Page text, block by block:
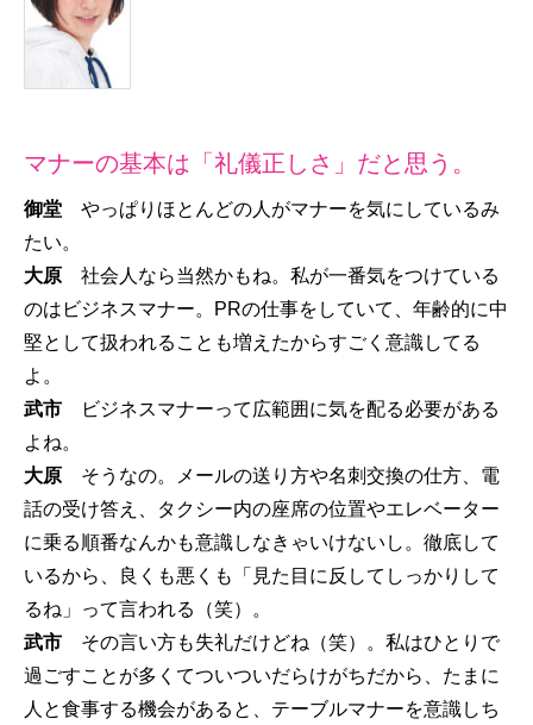
マナーの基本は「礼儀正しさ」だと思う。
御堂 やっぱりほとんどの人がマナーを気にしているみ
たい。
大原 社会人なら当然かもね。私が一番気をつけている
のはビジネスマナー。PRの仕事をしていて、年齢的に中
堅として扱われることも増えたからすごく意識してる
よ。
武市
ビジネスマナーって広範囲に気を配る必要がある
よね。
大原 そうなの。メールの送り方や名刺交換の仕方、電
話の受け答え、タクシー内の座席の位置やエレベーター
に乗る順番なんかも意識しなきゃいけないし。徹底して
いるから、良くも悪くも「見た目に反してしっかりして
るね」って言われる（笑）。
武市 その言い方も失礼だけどね（笑）。私はひとりで
過ごすことが多くてついついだらけがちだから、たまに
人と食事する機会があると、テーブルマナーを意識しち